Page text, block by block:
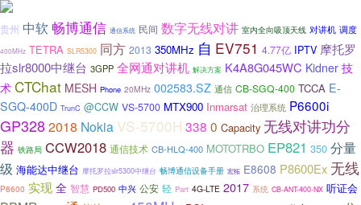
贵州 中软畅博通信 通信系统 民间 数字无线对讲 室内全向吸顶天线 对讲机 调度
400MHz TETRA SLR5300 同方 2013 350MHz 自 EV751 4.77亿 IPTV 摩托罗
拉slr8000中继台 3GPP 全网通对讲机 解决方案 K4A8G045WC Kidner 技
术 CTChat MESH Phone 20MHz 002583.SZ 通信 CB-SGQ-400 TCCA E-
SGQ-400D TrunC @CCW VS-5700 MTX900 Inmarsat 治理系统 P6600i
GP328 2018 Nokia VS-5700H 338 0 Capacity 无线对讲功分
器 铁路局 CCW2018 通信技术 CB-HLQ-400 MOTOTRBO EP821 350 分量
级 海能达中继台 摩托罗拉slr5300中继台 畅博通信设备手册 宏拓 E8608 P8600Ex 无线
P8600 实现 全 智慧 PD500 中兴 公安 轻 Part 4G-LTE 2017 系统 CB-ANT-400-NX 听证会